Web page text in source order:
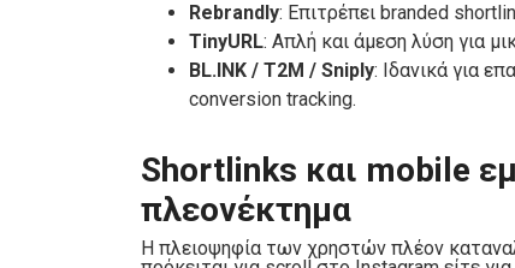
Rebrandly: Επιτρέπει branded
TinyURL: Απλή και άμεση λύση για
BL.INK / T2M / Sniply: Ιδανικά για
conversion tracking.
Shortlinks και mobile
πλεονέκτημα
Η πλειοψηφία των χρηστών πλέον